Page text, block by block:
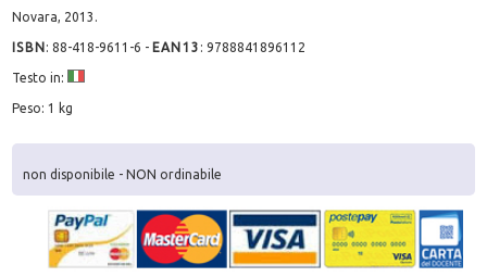
Novara, 2013.
ISBN:88-418-9611-6 - EAN13 :9788841896112
Testo in:
Peso: 1 kg
non disponibile - NON ordinabile